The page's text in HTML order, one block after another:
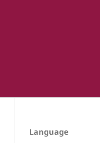
Language